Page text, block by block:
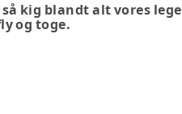
kig blandt alt vores
og toge.